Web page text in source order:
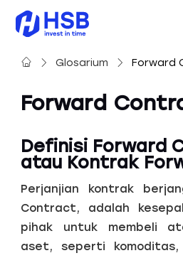
Glosarium Forward
Forward
Definisi Forward
atau Kontrak
Perjanjian kontrak
Contract, adalah
pihak untuk membeli
aset, seperti